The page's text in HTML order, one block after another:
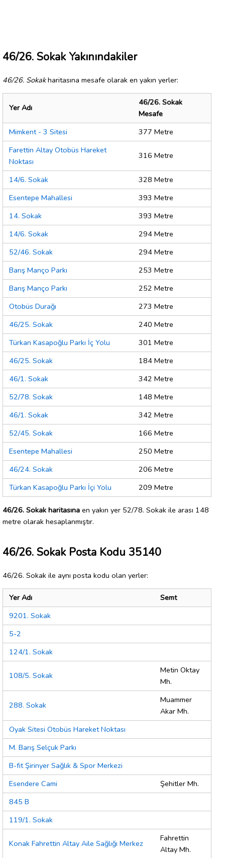
46/26. Sokak Yakınındakiler
46/26. Sokakharitasına mesafe olarak en yakın yerler:
Yer Adı
46/26. Sokak
Mesafe
Mimkent - 3 Sitesi
377 Metre
Farettin Altay Otobüs Hareket
Noktası
316 Metre
14/6. Sokak
328 Metre
Esentepe Mahallesi
393 Metre
14. Sokak
393 Metre
14/6. Sokak
294 Metre
52/46. Sokak
294 Metre
Barış Manço Parkı
253 Metre
Barış Manço Parkı
252 Metre
Otobüs Durağı
273 Metre
46/25. Sokak
240 Metre
Türkan Kasapoğlu Parkı İç Yolu
301 Metre
46/25. Sokak
184 Metre
46/1. Sokak
342 Metre
52/78. Sokak
148 Metre
46/1. Sokak
342 Metre
52/45. Sokak
166 Metre
Esentepe Mahallesi
250 Metre
46/24. Sokak
206 Metre
Türkan Kasapoğlu Parkı İçi Yolu
209 Metre
46/26. Sokak haritasına en yakın yer 52/78. Sokak ile arası 148
metre olarak hesaplanmıştır.
46/26. Sokak Posta Kodu 35140
46/26. Sokak ile aynı posta kodu olan yerler:
Yer Adı
Semt
9201. Sokak
5-2
124/1. Sokak
108/5. Sokak
Metin Oktay
Mh.
288. Sokak
Muammer
Akar Mh.
Oyak Sitesi Otobüs Hareket Noktası
M. Barış Selçuk Parkı
B-fit Şirinyer Sağlık & Spor Merkezi
Esendere Cami
Şehitler Mh.
845 B
119/1. Sokak
Konak Fahrettin Altay Aile Sağlığı Merkez
Fahrettin
Altay Mh.